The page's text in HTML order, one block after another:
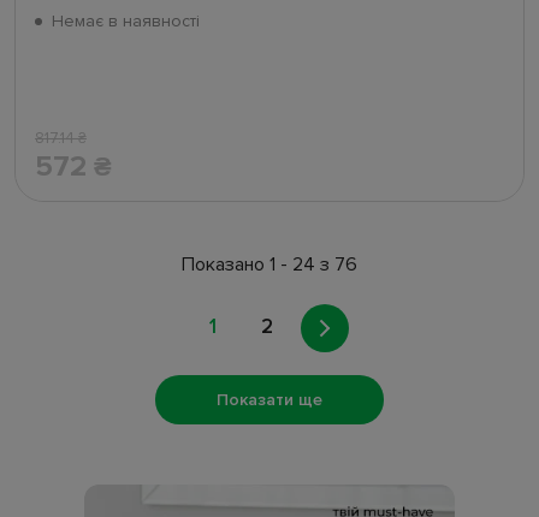
Немає в наявності
817.14₴
572 ₴
Показано 1 - 24 з 76
1 2
Показати ще